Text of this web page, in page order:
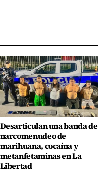
Desarticulan una banda de
narcomenudeo de
marihuana, cocaína y
metanfetaminas en La
Libertad